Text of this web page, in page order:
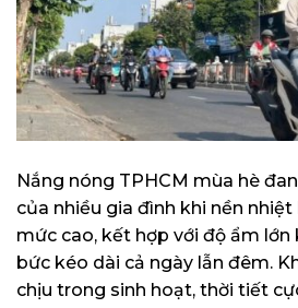
Nắng nóng TPHCM mùa hè
của nhiều gia đình khi nền
mức cao, kết hợp với độ ẩm lớn
bức kéo dài cả ngày lẫn đêm.
chịu trong sinh hoạt, thời tiết